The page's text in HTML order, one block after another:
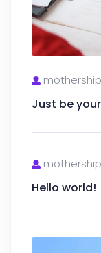
Just be
Hello world!